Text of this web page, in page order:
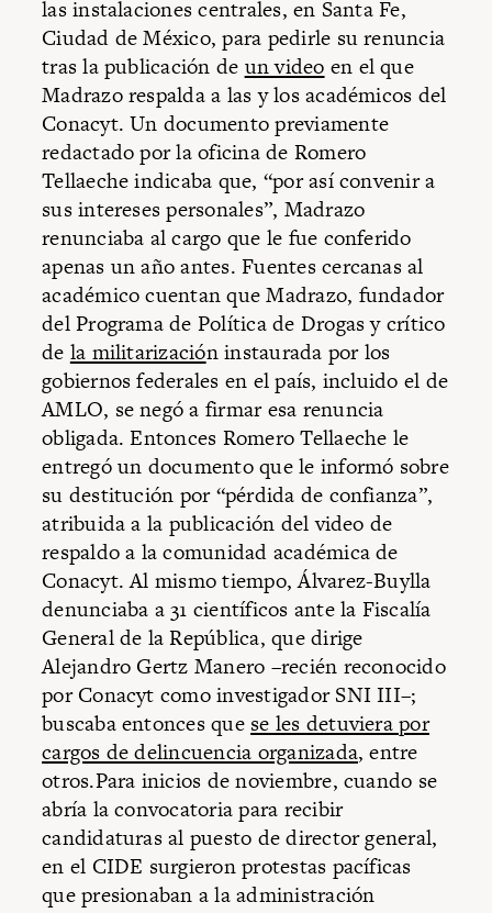
las instalaciones centrales, en Santa Fe,
Ciudad de México, para pedirle su renuncia
tras la publicación de un video en el que
Madrazo respalda a las y los académicos del
Conacyt. Un documento previamente
redactado por la oficina de Romero
Tellaeche indicaba que, “por así convenir a
sus intereses personales”, Madrazo
renunciaba al cargo que le fue conferido
apenas un año antes. Fuentes cercanas al
académico cuentan que Madrazo, fundador
del Programa de Política de Drogas y crítico
de la militarización instaurada por los
gobiernos federales en el país, incluido el de
AMLO, se negó a firmar esa renuncia
obligada. Entonces Romero Tellaeche le
entregó un documento que le informó sobre
su destitución por “pérdida de confianza”,
atribuida a la publicación del video de
respaldo a la comunidad académica de
Conacyt. Al mismo tiempo, Álvarez-Buylla
denunciaba a 31 científicos ante la Fiscalía
General de la República, que dirige
Alejandro Gertz Manero –recién reconocido
por Conacyt como investigador SNI III–;
buscaba entonces que se les detuviera por
cargos de delincuencia organizada, entre
otros.Para inicios de noviembre, cuando se
abría la convocatoria para recibir
candidaturas al puesto de director general,
en el CIDE surgieron protestas pacíficas
que presionaban a la administración